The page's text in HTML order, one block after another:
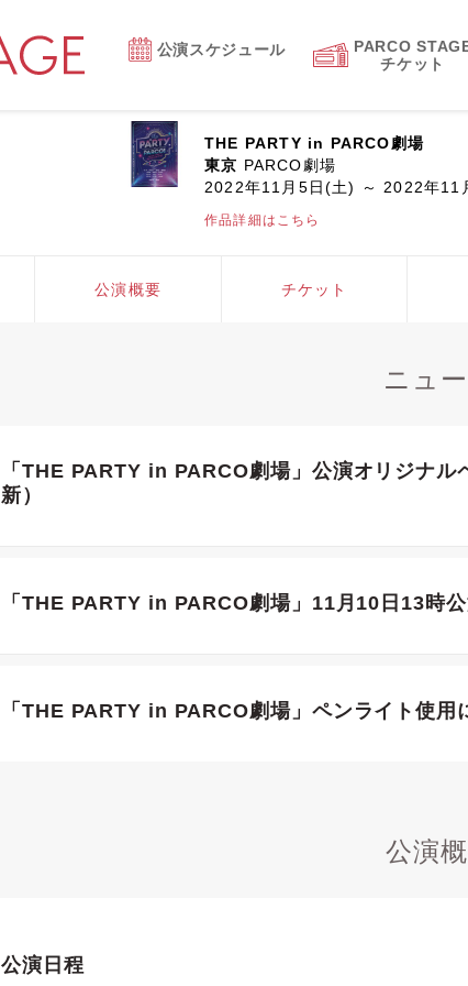
公演スケジュール
PARCO
チケット
THE PARTY in PARCO劇場
東京 PARCO劇場
2022年11月5日(土) ～ 2022年11
作品詳細はこちら
公演概要 チケット
ニュ
「THE PARTY in PARCO劇場」公演オリジナ
新）
「THE PARTY in PARCO劇場」11月10日13時
「THE PARTY in PARCO劇場」ペンライト使用
公演
公演日程